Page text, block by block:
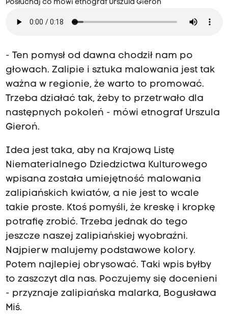
Posłuchaj co mówi etnograf Urszula Gieroń
- Ten pomysł od dawna chodził nam po
głowach. Zalipie i sztuka malowania jest tak
ważna w regionie, że warto to promować.
Trzeba działać tak, żeby to przetrwało dla
następnych pokoleń - mówi etnograf Urszula
Gieroń.
Idea jest taka, aby na Krajową Listę
Niematerialnego Dziedzictwa Kulturowego
wpisana została umiejętność malowania
zalipiańskich kwiatów, a nie jest to wcale
takie proste. Ktoś pomyśli, że kreskę i kropkę
potrafię zrobić. Trzeba jednak do tego
jeszcze naszej zalipiańskiej wyobraźni.
Najpierw malujemy podstawowe kolory.
Potem najlepiej obrysować. Taki wpis byłby
to zaszczyt dla nas. Poczujemy się docenieni
- przyznaje zalipiańska malarka, Bogusława
Miś.